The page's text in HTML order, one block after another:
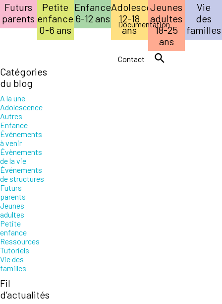
Documentation
Contact
Futurs
parents
Petite
enfance
0-6 ans
Enfance
6-12 ans
Adolescence
12-18
ans
Jeunes
adultes
18-25
ans
Vie
des
familles
Catégories
du blog
A la une
Adolescence
Autres
Enfance
Événements
à venir
Évènements
de la vie
Événements
de structures
Futurs
parents
Jeunes
adultes
Petite
enfance
Ressources
Tutoriels
Vie des
familles
Fil
d’actualités